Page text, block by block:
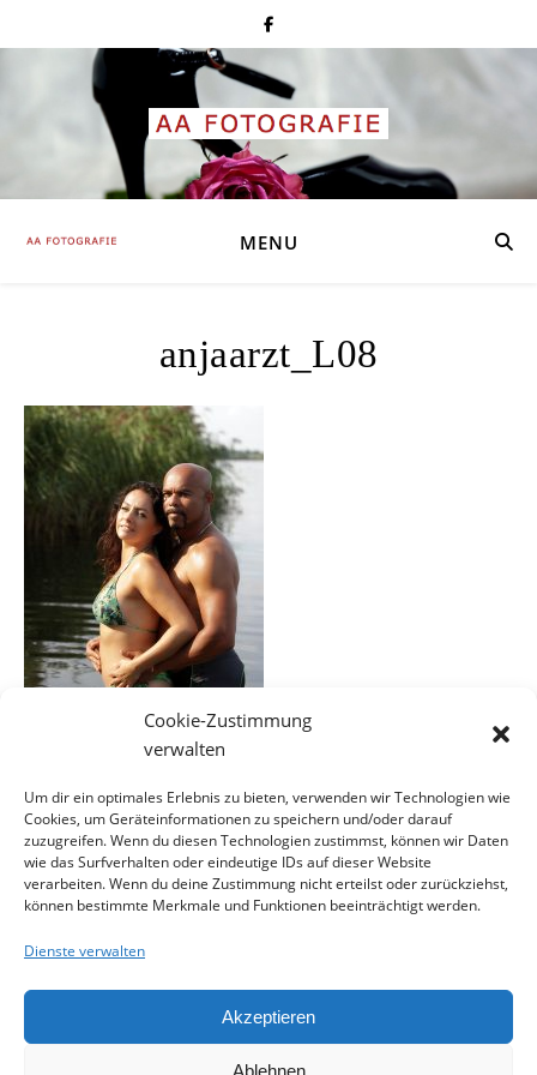
Cookie-Zustimmung
verwalten
Um dir ein optimales Erlebnis zu bieten, verwenden wir Technologien wie
Cookies, um Geräteinformationen zu speichern und/oder darauf
zuzugreifen. Wenn du diesen Technologien zustimmst, können wir Daten
wie das Surfverhalten oder eindeutige IDs auf dieser Website
verarbeiten. Wenn du deine Zustimmung nicht erteilst oder zurückziehst,
können bestimmte Merkmale und Funktionen beeinträchtigt werden.
Dienste verwalten
Akzeptieren
Ablehnen
MENU
anjaarzt_L08
EINE ANTWORT SCHREIBEN
Du musstangemeldetsein, um einen Kommentar
abzugeben.